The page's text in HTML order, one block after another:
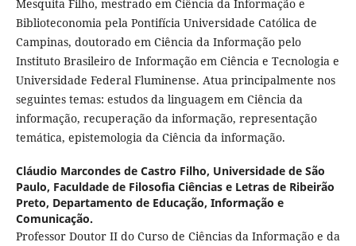
Mesquita Filho, mestrado em Ciência da Informação e
Biblioteconomia pela Pontifícia Universidade Católica de
Campinas, doutorado em Ciência da Informação pelo
Instituto Brasileiro de Informação em Ciência e Tecnologia e
Universidade Federal Fluminense. Atua principalmente nos
seguintes temas: estudos da linguagem em Ciência da
informação, recuperação da informação, representação
temática, epistemologia da Ciência da informação.
Cláudio Marcondes de Castro Filho, Universidade de São
Paulo, Faculdade de Filosofia Ciências e Letras de Ribeirão
Preto, Departamento de Educação, Informação e
Comunicação.
Professor Doutor II do Curso de Ciências da Informação e da